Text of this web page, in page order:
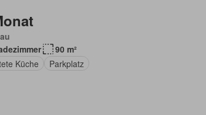
90 m²
Küche Parkplatz